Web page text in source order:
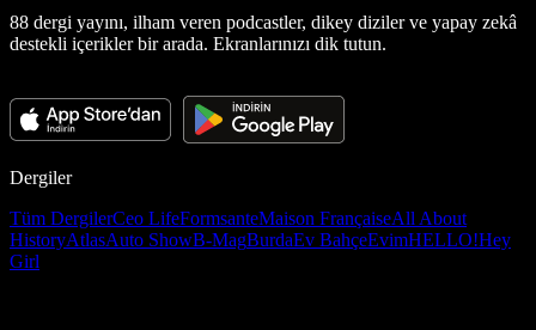
88 dergi yayını, ilham veren podcastler, dikey diziler ve yapay zekâ
destekli içerikler bir arada. Ekranlarınızı dik tutun.
Dergiler
Tüm DergilerCeo LifeFormsanteMaison FrançaiseAll About
HistoryAtlasAuto ShowB-MagBurdaEv BahçeEvimHELLO!Hey
Girl